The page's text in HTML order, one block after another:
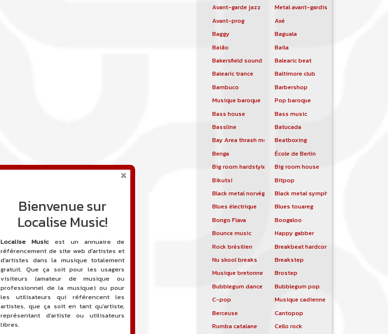
Avant-garde jazz
Metal avant-gardiste
Avant-prog
Axé
Baggy
Baguala
Baião
Baila
Bakersfield sound
Balearic beat
Balearic trance
Baltimore club
Bambuco
Barbershop
Musique baroque
Pop baroque
Bass house
Bass music
Bassline
Batucada
Bay Area thrash metal Beatboxing
Benga
École de Berlin
Big room hardstyle
Big room house
Bikutsi
Bitpop
Black metal norvégien
Black metal symphonique
Blues électrique
Blues touareg
Bongo Flava
Boogaloo
Bounce music
Happy gabber
Rock brésilien
Breakbeat hardcore
Nu skool breaks
Breakstep
Musique bretonne
Brostep
Bubblegum dance
Bubblegum pop
C-pop
Musique cadienne
Berceuse
Cantopop
Rumba catalane
Cello rock
Bienvenue sur
Localise Music!
Localise Music est un annuaire de
référencement de site web d'artistes et
d'artistes dans la musique totalement
gratuit. Que ça soit pour les usagers
visiteurs (amateur de musique ou
professionnel de la musique) ou pour
les utilisateurs qui référencent les
artistes, que ça soit en tant qu'artiste,
représentant d'artiste ou utilisateurs
libres.